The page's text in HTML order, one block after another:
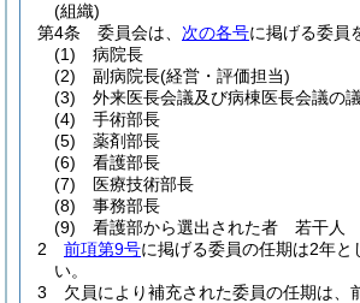
(組織)
第4条
委員会は、 次の各号に掲げる委員
(1)
病院長
(2)
副病院長(経営・評価担当)
(3)
外来医長会議及び病棟医長会議の
(4)
手術部長
(5)
薬剤部長
(6)
看護部長
(7)
医療技術部長
(8)
事務部長
(9)
看護部から選出された者 若干人
2
前項第9号に掲げる委員の任期は2年と
い。
3
欠員により補充された委員の任期は、